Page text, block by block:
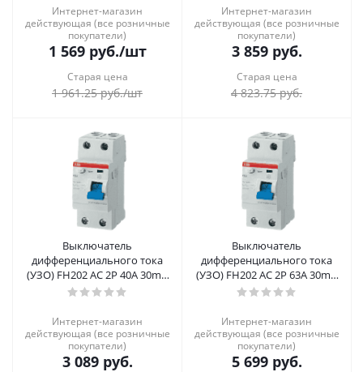
Интернет-магазин
действующая (все розничные
покупатели)
1 569руб./шт
Старая цена
1 961.25руб./шт
Интернет-магазин
действующая (все розничные
покупатели)
3 859руб.
Старая цена
4 823.75руб.
Выключатель
дифференциального тока
(УЗО) FH202 AC 2P 40A 30mA
ABB
Интернет-магазин
действующая (все розничные
покупатели)
3 089руб.
Выключатель
дифференциального тока
(УЗО) FH202 AC 2P 63A 30mA
ABB
Интернет-магазин
действующая (все розничные
покупатели)
5 699руб.